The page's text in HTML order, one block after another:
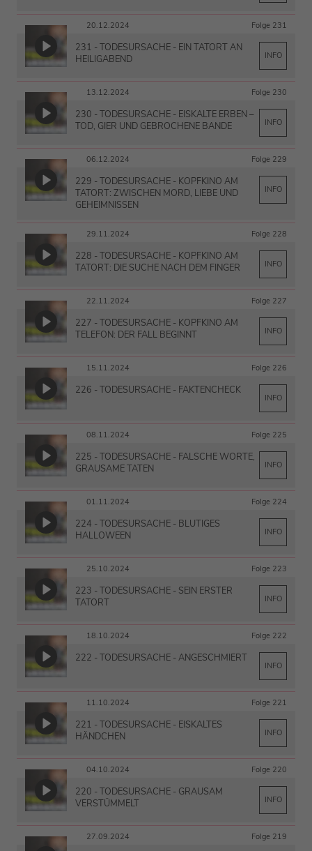
20.12.2024 Folge 231
231 - TODESURSACHE - EIN TATORT AN
HEILIGABEND
INFO
13.12.2024 Folge 230
230 - TODESURSACHE - EISKALTE ERBEN –
TOD, GIER UND GEBROCHENE BANDE
INFO
06.12.2024 Folge 229
229 - TODESURSACHE - KOPFKINO AM
TATORT: ZWISCHEN MORD, LIEBE UND
GEHEIMNISSEN
INFO
29.11.2024 Folge 228
228 - TODESURSACHE - KOPFKINO AM
TATORT: DIE SUCHE NACH DEM FINGER
INFO
22.11.2024 Folge 227
227 - TODESURSACHE - KOPFKINO AM
TELEFON: DER FALL BEGINNT
INFO
15.11.2024 Folge 226
226 - TODESURSACHE - FAKTENCHECK
INFO
08.11.2024 Folge 225
225 - TODESURSACHE - FALSCHE WORTE,
GRAUSAME TATEN
INFO
01.11.2024 Folge 224
224 - TODESURSACHE - BLUTIGES
HALLOWEEN
INFO
25.10.2024 Folge 223
223 - TODESURSACHE - SEIN ERSTER
TATORT
INFO
18.10.2024 Folge 222
222 - TODESURSACHE - ANGESCHMIERT
INFO
11.10.2024 Folge 221
221 - TODESURSACHE - EISKALTES
HÄNDCHEN
INFO
04.10.2024 Folge 220
220 - TODESURSACHE - GRAUSAM
VERSTÜMMELT
INFO
27.09.2024 Folge 219